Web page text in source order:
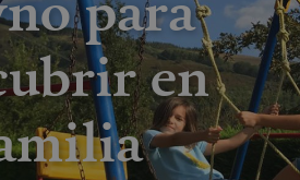
en